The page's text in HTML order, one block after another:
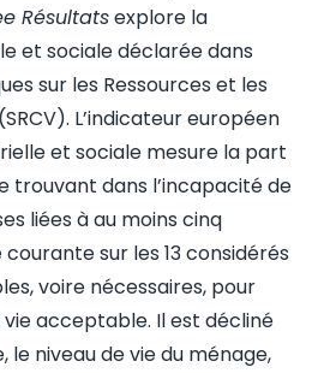
Résultatsexplore la
et sociale déclarée dans
sur les Ressources et les
L’indicateur européen
et sociale mesure la part
trouvant dans l’incapacité de
liées à au moins cinq
sur les 13 considérés
voire nécessaires, pour
vie acceptable. Il est décliné
le niveau de vie du ménage,